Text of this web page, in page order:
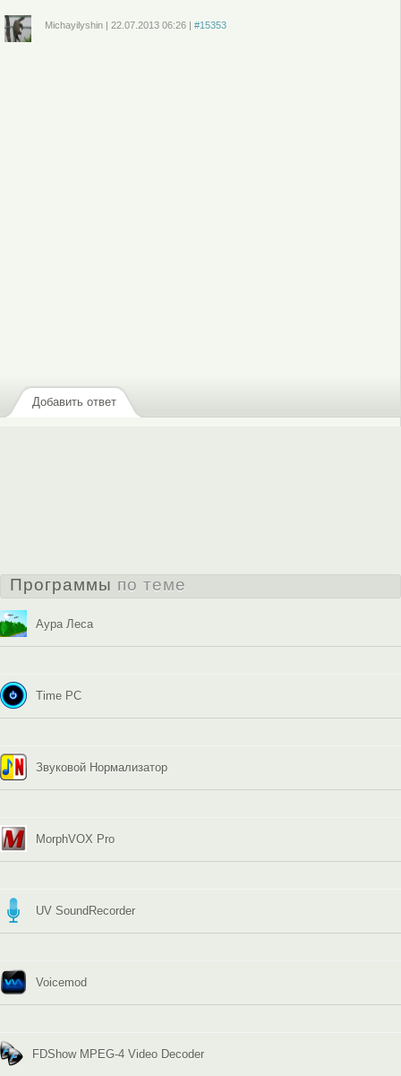
Michayilyshin| 22.07.2013 06:26| #15353
Добавить ответ
Программы по теме
Аура Леса
Time PC
Звуковой Нормализатор
MorphVOX Pro
UV SoundRecorder
Voicemod
FDShow MPEG-4 Video Decoder